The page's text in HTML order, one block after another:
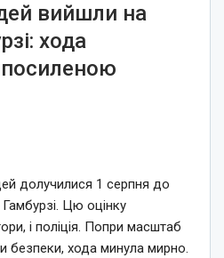
вийшли на
хода
посиленою
долучилися 1 серпня до
Цю оцінку
і поліція. Попри масштаб
безпеки, хода минула мирно.